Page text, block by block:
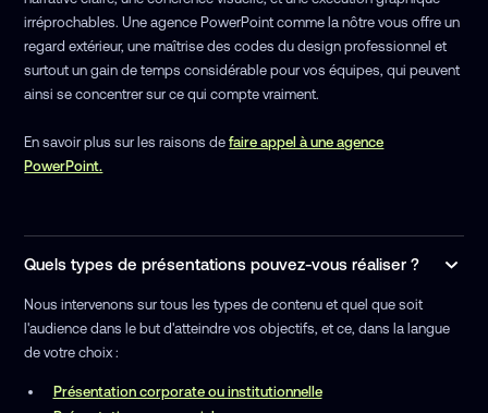
irréprochables. Une agence PowerPoint comme la nôtre vous offre un
regard extérieur, une maîtrise des codes du design professionnel et
surtout un gain de temps considérable pour vos équipes, qui peuvent
ainsi se concentrer sur ce qui compte vraiment.
En savoir plus sur les raisons defaire appel à une agence
PowerPoint.
Quels types de présentations pouvez-vous réaliser ?
Nous intervenons sur tous les types de contenu et quel que soit
l'audience dans le but d'atteindre vos objectifs, et ce, dans la langue
de votre choix :
Présentation corporate ou institutionnelle